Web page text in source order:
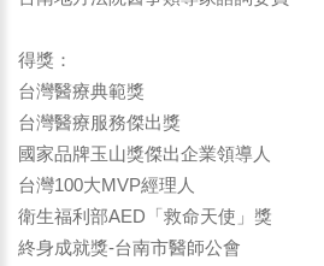
得獎：
台灣醫療典範獎
台灣醫療服務傑出獎
國家品牌玉山獎傑出企業領導人
台灣100大MVP經理人
衛生福利部AED「救命天使」獎
終身成就獎-台南市醫師公會